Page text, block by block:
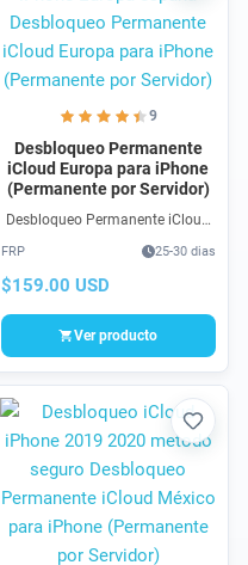
9
Desbloqueo Permanente
iCloud Europa para iPhone
(Permanente por Servidor)
Desbloqueo Permanente iCloud
(Permanente por Servidor) en
todas las versiones y modelos
enlazado a un Apple ID.
FRP 25-30 dias
$159.00 USD
Ver producto